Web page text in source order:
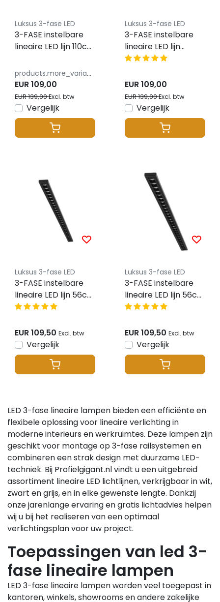
Luksus 3-fase LED
3-FASE instelbare
lineaire LED lijn 110cm
bundel - LINA110WITproducts.more_variants_available
EUR 109,00
EUR 139,00Excl. btw
Vergelijk
Luksus 3-fase LED
3-FASE instelbare
lineaire LED lijn
100cm zwart 120
LINA110ZWART
EUR 109,00
EUR 139,00Excl. btw
Vergelijk
Luksus 3-fase LED
3-FASE instelbare
lineaire LED lijn 56cm
zwart 120 graden
IRIS56ZWART
EUR 109,50 Excl. btw
Vergelijk
Luksus 3-fase LED
3-FASE instelbare
lineaire LED lijn 56cm
zwart 120 graden
IRIS56ZWART
EUR 109,50 Excl. btw
Vergelijk
LED 3-fase lineaire lampen bieden een efficiënte en
flexibele oplossing voor lineaire verlichting in
moderne interieurs en werkruimtes. Deze lampen zijn
geschikt voor montage op 3-fase railsystemen en
combineren een strak design met duurzame LED-
techniek. Bij Profielgigant.nl vindt u een uitgebreid
assortiment lineaire LED lichtlijnen, verkrijgbaar in wit,
zwart en grijs, en in elke gewenste lengte. Dankzij
onze jarenlange ervaring en gratis lichtadvies helpen
wij u bij het realiseren van een optimaal
verlichtingsplan voor uw project.
Toepassingen van led 3-
fase lineaire lampen
LED 3-fase lineaire lampen worden veel toegepast in
kantoren, winkels, showrooms en andere zakelijke